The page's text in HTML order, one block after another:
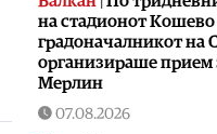
на стадионот Кошево
градоначалникот на
организираше прием
Мерлин
07.08.2026